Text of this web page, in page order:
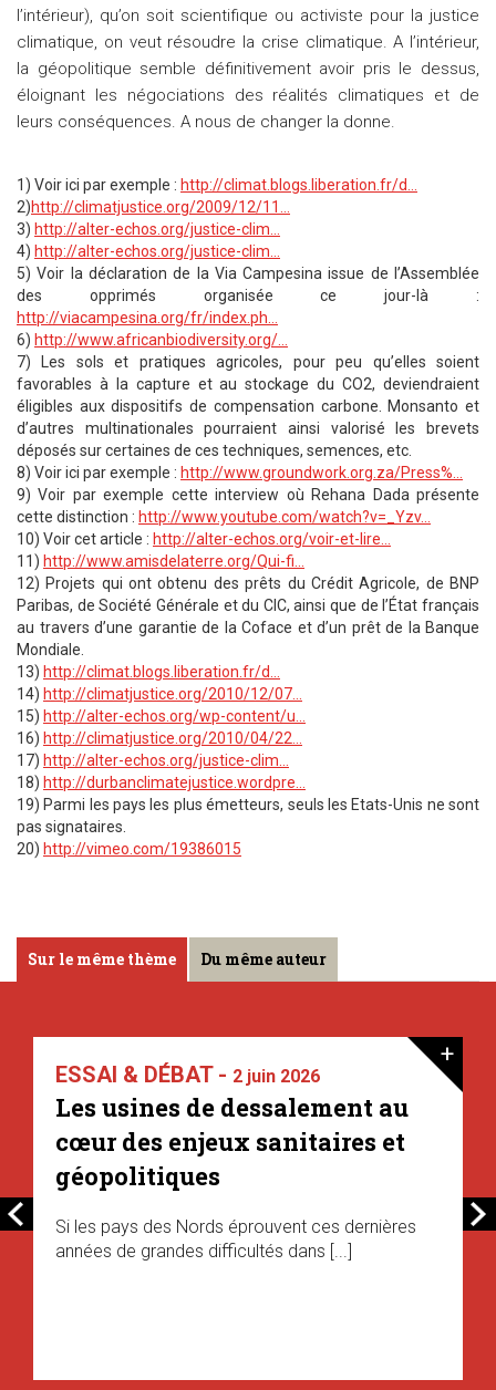
l’intérieur), qu’on soit scientifique ou activiste pour la justice
climatique, on veut résoudre la crise climatique. A l’intérieur,
la géopolitique semble définitivement avoir pris le dessus,
éloignant les négociations des réalités climatiques et de
leurs conséquences. A nous de changer la donne.
1) Voir ici par exemple : http://climat.blogs.liberation.fr/d…
2)http://climatjustice.org/2009/12/11…
3) http://alter-echos.org/justice-clim…
4) http://alter-echos.org/justice-clim…
5) Voir la déclaration de la Via Campesina issue de l’Assemblée
des opprimés organisée ce jour-là :
http://viacampesina.org/fr/index.ph…
6) http://www.africanbiodiversity.org/…
7) Les sols et pratiques agricoles, pour peu qu’elles soient
favorables à la capture et au stockage du CO2, deviendraient
éligibles aux dispositifs de compensation carbone. Monsanto et
d’autres multinationales pourraient ainsi valorisé les brevets
déposés sur certaines de ces techniques, semences, etc.
8) Voir ici par exemple : http://www.groundwork.org.za/Press%…
9) Voir par exemple cette interview où Rehana Dada présente
cette distinction : http://www.youtube.com/watch?v=_Yzv…
10) Voir cet article : http://alter-echos.org/voir-et-lire…
11) http://www.amisdelaterre.org/Qui-fi…
12) Projets qui ont obtenu des prêts du Crédit Agricole, de BNP
Paribas, de Société Générale et du CIC, ainsi que de l’État français
au travers d’une garantie de la Coface et d’un prêt de la Banque
Mondiale.
13) http://climat.blogs.liberation.fr/d…
14) http://climatjustice.org/2010/12/07…
15) http://alter-echos.org/wp-content/u…
16) http://climatjustice.org/2010/04/22…
17) http://alter-echos.org/justice-clim…
18) http://durbanclimatejustice.wordpre…
19) Parmi les pays les plus émetteurs, seuls les Etats-Unis ne sont
pas signataires.
20) http://vimeo.com/19386015
Sur le même thème Du même auteur
ESSAI & DÉBAT - 2 juin 2026
Les usines de dessalement au
cœur des enjeux sanitaires et
géopolitiques
Si les pays des Nords éprouvent ces dernières
années de grandes difficultés dans [...]
+